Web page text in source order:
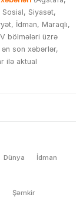
Siyasət,
İdman, Maraqlı,
bölmələri üzrə
son xəbərlər,
ilə aktual
Dünya İdman
Şəmkir